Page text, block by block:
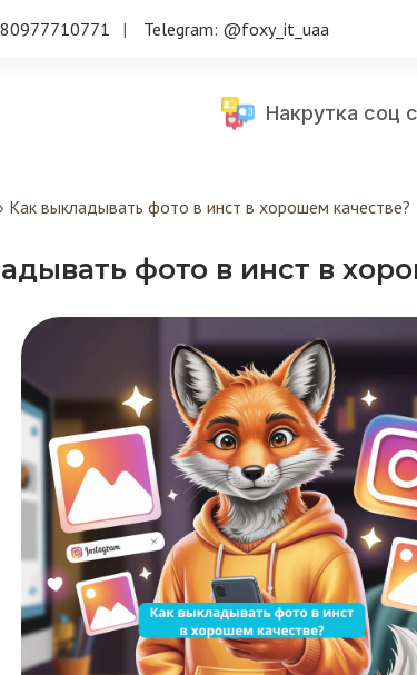
Telegram: @foxy_it_uaa
Накрутка соц
Как выкладывать фото в инст в хорошем качестве?
фото в инст в